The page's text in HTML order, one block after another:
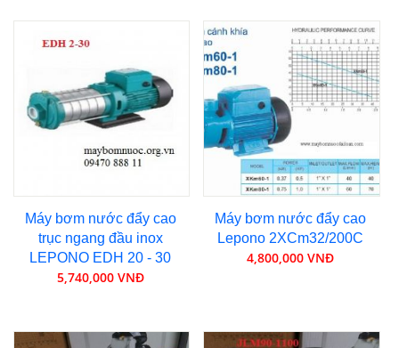
Máy bơm nước đẩy cao
trục ngang đầu inox
LEPONO EDH 20 - 30
5,740,000 VNĐ
Máy bơm nước đẩy cao
Lepono 2XCm32/200C
4,800,000 VNĐ